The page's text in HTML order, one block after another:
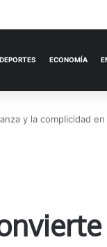
y la complicidad en